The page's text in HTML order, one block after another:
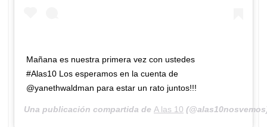
Mañana es nuestra primera vez con ustedes
#Alas10 Los esperamos en la cuenta de
@yanethwaldman para estar un rato juntos!!!
Una publicación compartida de A las 10